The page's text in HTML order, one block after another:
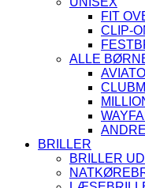
FIT
CLIP-
ALLE
BRILLER
BRILLER